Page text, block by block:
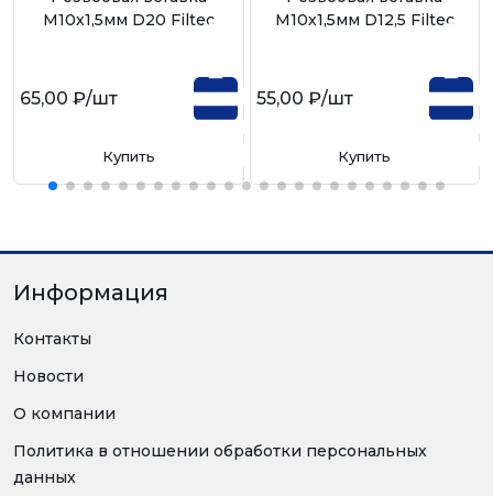
М10х1,5мм D20 Filtec
65,00 ₽/шт
Купить
М10х1,5мм D12,5 Filtec
55,00 ₽/шт
Купить
Информация
Контакты
Новости
О компании
Политика в отношении обработки персональных
данных